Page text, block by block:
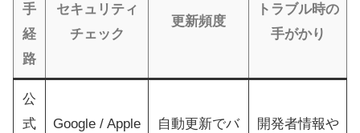
手
経
路
セキュリティ
チェック
更新頻度
トラブル時の
手がかり
公
式
Google / Apple
自動更新でバ
開発者情報や